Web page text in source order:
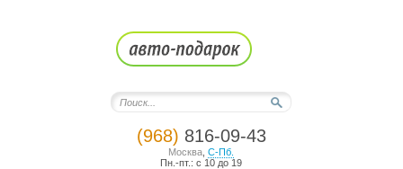
(968) 816-09-43
Москва ,С-Пб.
Пн.-пт.: с 10 до 19